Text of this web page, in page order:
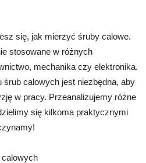
się, jak mierzyć śruby calowe.
stosowane w różnych
mechanika czy elektronika.
calowych jest niezbędna, aby
w pracy. Przeanalizujemy różne
się kilkoma praktycznymi
calowych